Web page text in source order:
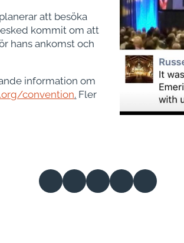
att besöka
kommit om att
hans ankomst och
information om
convention. Fler